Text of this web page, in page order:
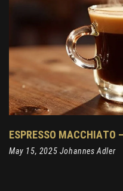
ESPRESSO MACCHIATO
May 15, 2025 Johannes Adler